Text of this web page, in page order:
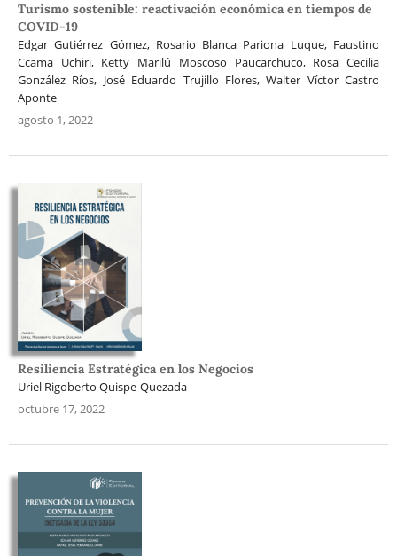
Turismo sostenible: reactivación económica en tiempos de
COVID-19
Edgar Gutiérrez Gómez, Rosario Blanca Pariona Luque, Faustino
Ccama Uchiri, Ketty Marilú Moscoso Paucarchuco, Rosa Cecilia
González Ríos, José Eduardo Trujillo Flores, Walter Víctor Castro
Aponte
agosto 1, 2022
Resiliencia Estratégica en los Negocios
Uriel Rigoberto Quispe-Quezada
octubre 17, 2022